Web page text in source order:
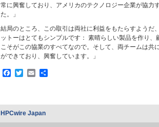
常に興奮しており、アメリカのテクノロジー企業が協力
た。」
結局のところ、この取引は両社に利益をもたらすようだ
ットーはとてもシンプルです： 素晴らしい製品を作り
こそがこの協業のすべてなので。そして、両チームは共
ができており、興奮しています。」
Facebook
TwitterEmail
共
HPCwire Japan